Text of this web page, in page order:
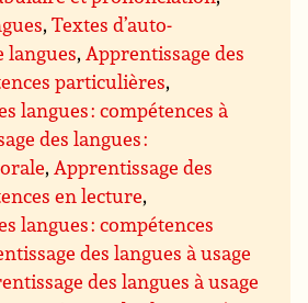
,Textes d’auto-
langues,Apprentissage des
particulières,
langues : compétences à
des langues :
,Apprentissage des
en lecture,
langues : compétences
des langues à usage
des langues à usage